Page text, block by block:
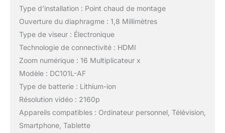
Type d’installation : Point chaud de montage
Ouverture du diaphragme : 1,8 Millimètres
Type de viseur : Électronique
Technologie de connectivité : HDMI
Zoom numérique : 16 Multiplicateur x
Modèle : DC101L-AF
Type de batterie : Lithium-ion
Résolution vidéo : 2160p
Appareils compatibles : Ordinateur personnel, Télévision,
Smartphone, Tablette